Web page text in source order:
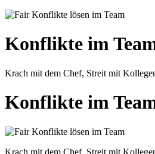
Konflikte im
Krach mit dem Chef, Streit mit
Konflikte im
Krach mit dem Chef, Streit mit